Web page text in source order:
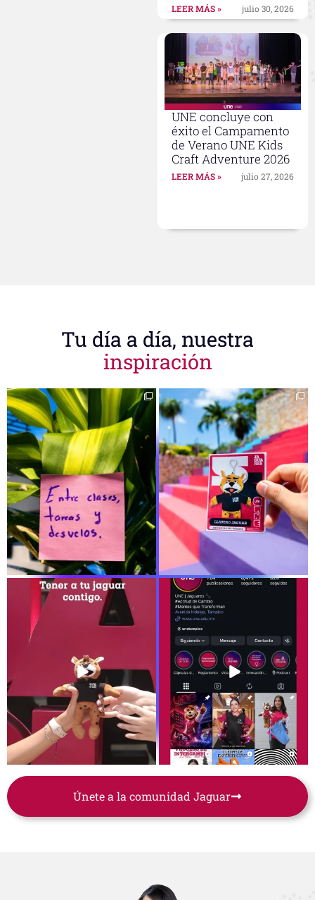
LEER MÁS » julio 30, 2026
UNE concluye con
éxito el Campamento
de Verano UNE Kids
Craft Adventure 2026
LEER MÁS » julio 27, 2026
Tu día a día, nuestra
inspiración
✨ Viernes de respirar profundo,
reconocer lo que
...
282 0
🎉 ¡Giveaway para la Comunidad
UNE! 🎉
...
339 2
Llévalo contigo a todas partes. 🐆💜
✨...
0
Mojo mi celular por accidente.
Mi celular al
Únete a la comunidad Jaguar